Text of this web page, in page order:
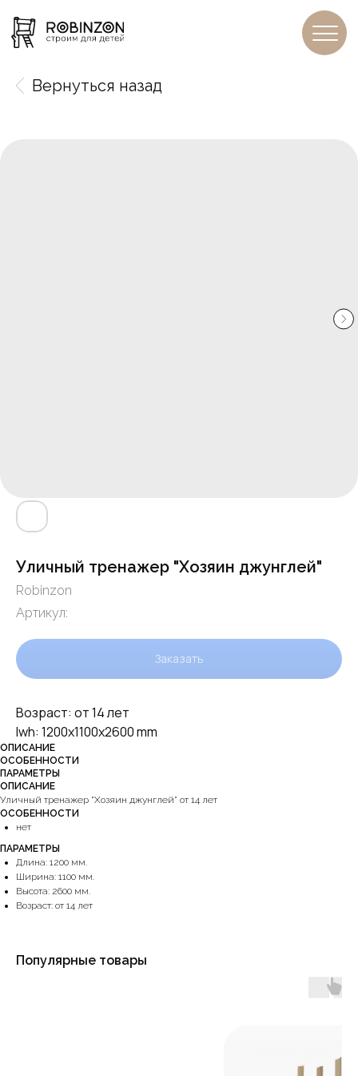
Вернуться назад
Уличный тренажер "Хозяин джунглей"
Robinzon
Артикул:
Заказать
Возраст: от 14 лет
lwh: 1200x1100x2600 mm
ОПИСАНИЕ
ОСОБЕННОСТИ
ПАРАМЕТРЫ
ОПИСАНИЕ
Уличный тренажер "Хозяин джунглей" от 14 лет
ОСОБЕННОСТИ
нет
ПАРАМЕТРЫ
Длина: 1200 мм.
Ширина: 1100 мм.
Высота: 2600 мм.
Возраст: от 14 лет
Популярные товары